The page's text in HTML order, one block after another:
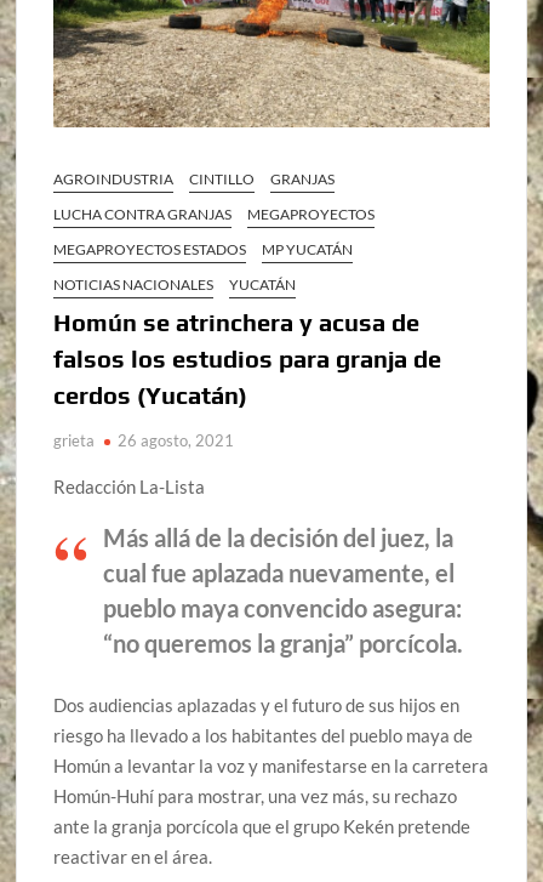
AGROINDUSTRIA CINTILLO
GRANJAS
LUCHA CONTRA GRANJAS
MEGAPROYECTOS
MEGAPROYECTOS ESTADOS
MP YUCATÁN
NOTICIAS NACIONALES
YUCATÁN
Homún se atrinchera y acusa de
falsos los estudios para granja de
cerdos (Yucatán)
grieta 26 agosto, 2021
Redacción La-Lista
Más allá de la decisión del juez, la
cual fue aplazada nuevamente, el
pueblo maya convencido asegura:
“no queremos la granja” porcícola.
Dos audiencias aplazadas y el futuro de sus hijos en
riesgo ha llevado a los habitantes del pueblo maya de
Homún a levantar la voz y manifestarse en la carretera
Homún-Huhí para mostrar, una vez más, su rechazo
ante la granja porcícola que el grupo Kekén pretende
reactivar en el área.